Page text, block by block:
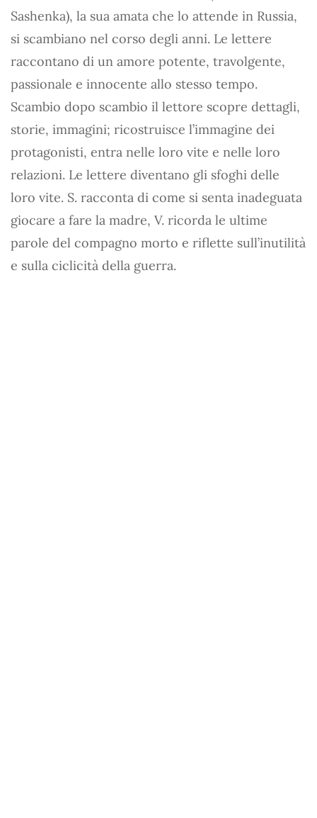
Sashenka), la sua amata che lo attende in Russia,
si scambiano nel corso degli anni. Le lettere
raccontano di un amore potente, travolgente,
passionale e innocente allo stesso tempo.
Scambio dopo scambio il lettore scopre dettagli,
storie, immagini; ricostruisce l’immagine dei
protagonisti, entra nelle loro vite e nelle loro
relazioni. Le lettere diventano gli sfoghi delle
loro vite. S. racconta di come si senta inadeguata
giocare a fare la madre, V. ricorda le ultime
parole del compagno morto e riflette sull’inutilità
e sulla ciclicità della guerra.